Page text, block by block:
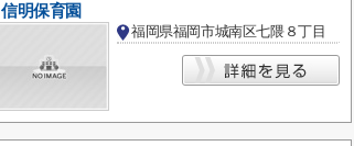
信明保育園
福岡県福岡市城南区七隈８丁目